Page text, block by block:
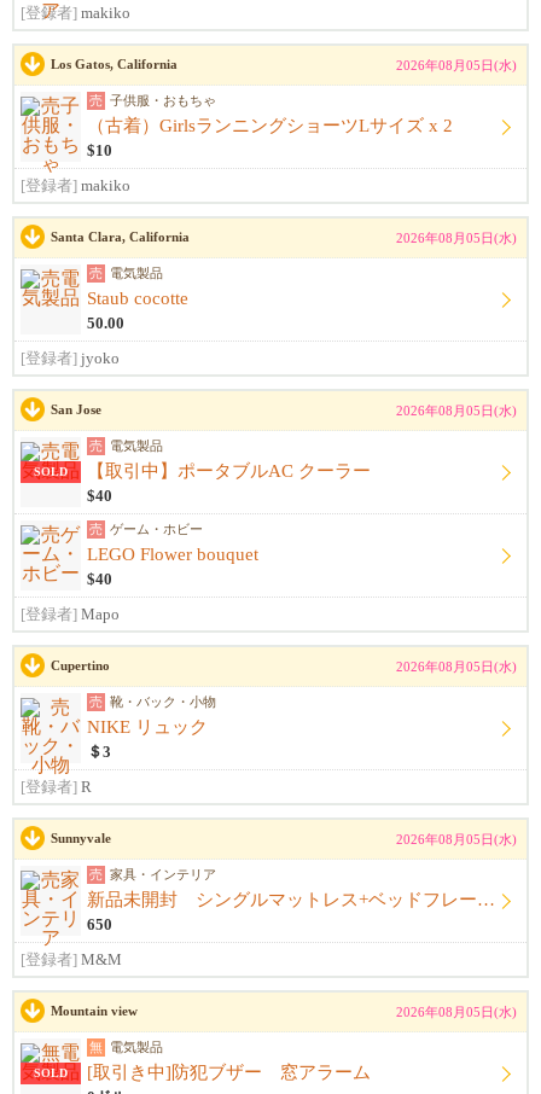
[登録者] makiko
Los Gatos, California 2026年08月05日(水)
売 子供服・おもちゃ
（古着）GirlsランニングショーツLサイズ x 2
$10
[登録者] makiko
Santa Clara, California 2026年08月05日(水)
売 電気製品
Staub cocotte
50.00
[登録者] jyoko
San Jose 2026年08月05日(水)
SOLD
売 電気製品
【取引中】ポータブルAC クーラー
$40
売 ゲーム・ホビー
LEGO Flower bouquet
$40
[登録者] Mapo
Cupertino 2026年08月05日(水)
売 靴・バック・小物
NIKE リュック
＄3
[登録者] R
Sunnyvale 2026年08月05日(水)
売 家具・インテリア
新品未開封 シングルマットレス+ベッドフレーム+シーツ
650
[登録者] M&M
Mountain view 2026年08月05日(水)
SOLD
無 電気製品
[取引き中]防犯ブザー 窓アラーム